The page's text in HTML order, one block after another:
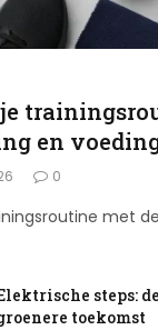
en
0
met
steps:
toekomst